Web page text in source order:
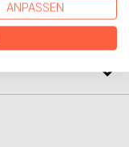
ANPASSEN